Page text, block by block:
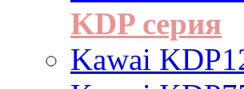
KDP серия
Kawai